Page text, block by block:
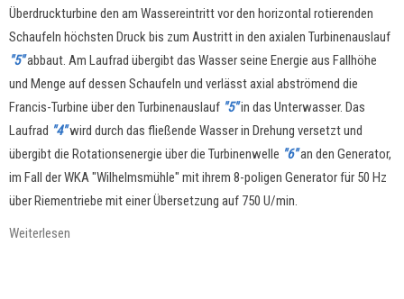
Überdruckturbine den am Wassereintritt vor den horizontal rotierenden
Schaufeln höchsten Druck bis zum Austritt in den axialen Turbinenauslauf
"5"abbaut. Am Laufrad übergibt das Wasser seine Energie aus Fallhöhe
und Menge auf dessen Schaufeln und verlässt axial abströmend die
Francis-Turbine über den Turbinenauslauf "5"in das Unterwasser. Das
Laufrad "4"wird durch das fließende Wasser in Drehung versetzt und
übergibt die Rotationsenergie über die Turbinenwelle "6"an den Generator,
im Fall der WKA "Wilhelmsmühle" mit ihrem 8-poligen Generator für 50 Hz
über Riementriebe mit einer Übersetzung auf 750 U/min.
Weiterlesen